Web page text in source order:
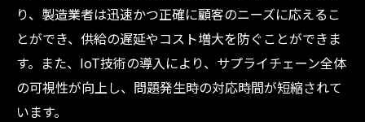
り、製造業者は迅速かつ正確に顧客のニーズに応えるこ
とができ、供給の遅延やコスト増大を防ぐことができま
す。また、IoT技術の導入により、サプライチェーン全体
の可視性が向上し、問題発生時の対応時間が短縮されて
います。